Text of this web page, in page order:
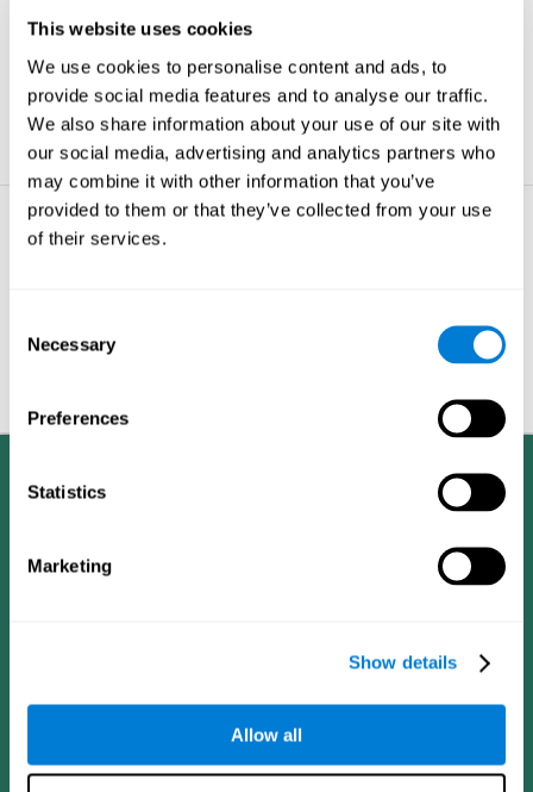
This website uses cookies
We use cookies to personalise content and ads, to
provide social media features and to analyse our traffic.
We also share information about your use of our site with
our social media, advertising and analytics partners who
may combine it with other information that you’ve
provided to them or that they’ve collected from your use
of their services.
Selection
Necessary
Preferences
Statistics
Marketing
Show details
Allow all
savons que le sommeil est
essentiel à notre survie : de
longues périodes sans
sommeil peuvent conduire à
des hallucinations et même à
la mort.
plus d'astuces